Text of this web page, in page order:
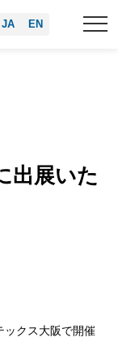
EN
JA
出展いた
ックス大阪で開催